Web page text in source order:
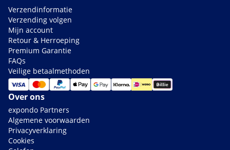
Verzendinformatie
Verzending volgen
Mijn account
Retour & Herroeping
Premium Garantie
FAQs
Veilige betaalmethoden
Over ons
expondo Partners
Algemene voorwaarden
Privacyverklaring
Cookies